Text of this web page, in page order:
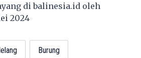
dibalinesia.id oleh
2024
lelang Burung